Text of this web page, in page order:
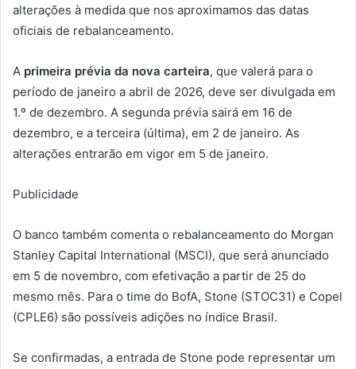
alterações à medida que nos aproximamos das datas
oficiais de rebalanceamento.
A primeira prévia da nova carteira, que valerá para o
período de janeiro a abril de 2026, deve ser divulgada em
1.º de dezembro. A segunda prévia sairá em 16 de
dezembro, e a terceira (última), em 2 de janeiro. As
alterações entrarão em vigor em 5 de janeiro.
Publicidade
O banco também comenta o rebalanceamento do Morgan
Stanley Capital International (MSCI), que será anunciado
em 5 de novembro, com efetivação a partir de 25 do
mesmo mês. Para o time do BofA, Stone (STOC31) e Copel
(CPLE6) são possíveis adições no índice Brasil.
Se confirmadas, a entrada de Stone pode representar um